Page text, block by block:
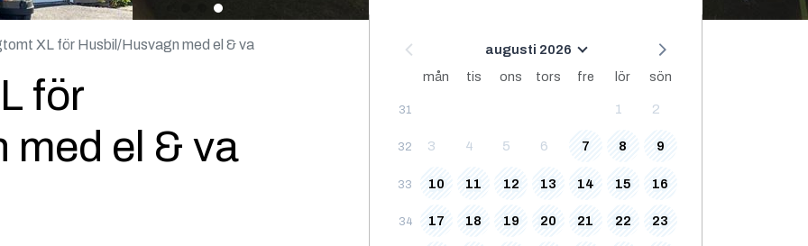
XL för Husbil/Husvagn med el & va
för
med el & va
augusti 2026
mån
tis ons tors fre lör sön
31 1 2
32 3 4 5 6 7 8 9
33 10 11 12 13 14 15 16
34 17 18 19 20 21 22 23